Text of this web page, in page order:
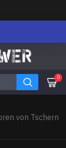
0
von Tschern